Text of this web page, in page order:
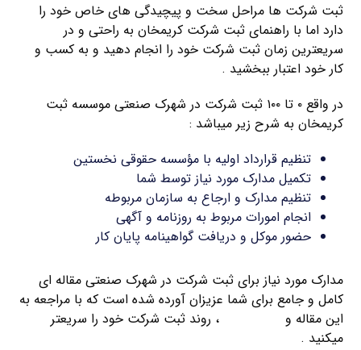
ثبت شرکت ها مراحل سخت و پیچیدگی های خاص خود را
دارد اما با راهنمای ثبت شرکت کریمخان به راحتی و در
سریعترین زمان ثبت شرکت خود را انجام دهید و به کسب و
کار خود اعتبار ببخشید .
در واقع ۰ تا ۱۰۰ ثبت شرکت در شهرک صنعتی موسسه ثبت
کریمخان به شرح زیر میباشد :
تنظیم قرارداد اولیه با مؤسسه حقوقی نخستین
تکمیل مدارک مورد نیاز توسط شما
تنظیم مدارک و ارجاع به سازمان مربوطه
انجام امورات مربوط به روزنامه و آگهی
حضور موکل و دریافت گواهینامه پایان کار
مدارک مورد نیاز برای ثبت شرکت در شهرک صنعتی مقاله ای
کامل و جامع برای شما عزیزان آورده شده است که با مراجعه به
این مقاله و
، روند ثبت شرکت خود را سریعتر
میکنید .